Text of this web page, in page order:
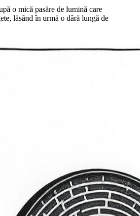
o mică pasăre de lumină care
lăsând în urmă o dâră lungă de